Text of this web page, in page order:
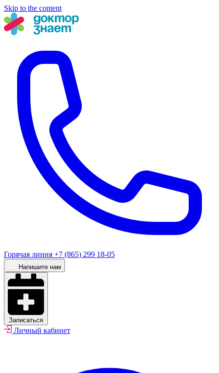
Skip to the content
Горячая линия +7 (865) 299 18-05
Напишите нам
Записаться
Личный кабинет